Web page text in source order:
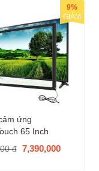
ứng
65 Inch
đ 7,390,000
9%
GIẢM